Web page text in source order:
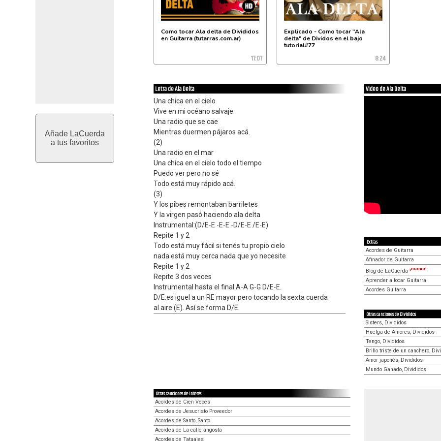
Añade LaCuerda
a tus favoritos
T2|-------------------oo---|
Ch|----------------------o-|
B |---------o--------------|
S |----X--------------|
t |-o--o--o-----o-----|
T1|-----------o---o---|
T2|-------------------|
T
Como tocar Ala delta de Divididos
en Guitarra (tutarras.com.ar)
17:07
Explicado - Como tocar "Ala
delta" de Dividos en el bajo
tutorial#77
8:24
Letra de Ala Delta
Una chica en el cielo
Vive en mi océano salvaje
Una radio que se cae
Mientras duermen pájaros acá.
(2)
Una radio en el mar
Una chica en el cielo todo el tiempo
Puedo ver pero no sé
Todo está muy rápido acá.
(3)
Y los pibes remontaban barriletes
Y la virgen pasó haciendo ala delta
Instrumental:(D/E-E -E-E -D/E-E /E-E)
Repite 1 y 2
Todo está muy fácil si tenés tu propio cielo
nada está muy cerca nada que yo necesite
Repite 1 y 2
Repite 3 dos veces
Instrumental hasta el final:A-A G-G D/E-E.
D/E:es iguel a un RE mayor pero tocando la sexta cuerda
al aire (E). Así se forma D/E.
Video de Ala Delta
Extras
Acordes de Guitarra
Afinador de Guitarra
Blog de LaCuerda ¡nuevo!
Aprender a tocar Guitarra
Acordes Guitarra
Otras canciones de Divididos
Sisters, Divididos
Huelga de Amores, Divididos
Tengo, Divididos
Brillo triste de un canchero,
Amor japonés, Divididos
Mundo Ganado, Divididos
Otras canciones de interés
Acordes de Cien Veces
Acordes de Jesucristo Proveedor
Acordes de Santo, Santo
Acordes de La calle angosta
Acordes de Tatuajes